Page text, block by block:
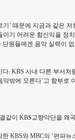
’ 때문에 지금과 같은
기 어려운 함신익을
원들에겐 음악 실력이
. KBS 사내 다른 부서
밖에 모른다’고 함부로
같이 KBS교향악단을 왜
KBS와 MBC의 ‘편파